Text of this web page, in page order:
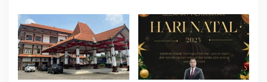
dan Aktivis Pemekaran
Kecamatan Kumpai Raya
Ingatkan Pemkab
Selaraskan UU HKPD